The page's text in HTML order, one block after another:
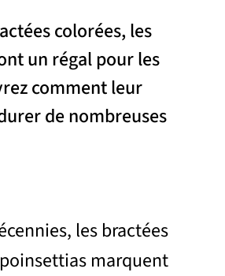
colorées, les
un régal pour les
comment leur
de nombreuses
les bractées
marquent